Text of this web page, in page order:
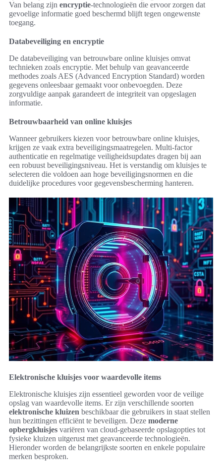
Van belang zijn encryptie-technologieën die ervoor zorgen dat
gevoelige informatie goed beschermd blijft tegen ongewenste
toegang.
Databeveiliging en encryptie
De databeveiliging van betrouwbare online kluisjes omvat
technieken zoals encryptie. Met behulp van geavanceerde
methodes zoals AES (Advanced Encryption Standard) worden
gegevens onleesbaar gemaakt voor onbevoegden. Deze
zorgvuldige aanpak garandeert de integriteit van opgeslagen
informatie.
Betrouwbaarheid van online kluisjes
Wanneer gebruikers kiezen voor betrouwbare online kluisjes,
krijgen ze vaak extra beveiligingsmaatregelen. Multi-factor
authenticatie en regelmatige veiligheidsupdates dragen bij aan
een robuust beveiligingsniveau. Het is verstandig om kluisjes te
selecteren die voldoen aan hoge beveiligingsnormen en die
duidelijke procedures voor gegevensbescherming hanteren.
Elektronische kluisjes voor waardevolle items
Elektronische kluisjes zijn essentieel geworden voor de veilige
opslag van waardevolle items. Er zijn verschillende soorten
elektronische kluizen beschikbaar die gebruikers in staat stellen
hun bezittingen efficiënt te beveiligen. Deze moderne
opbergkluisjes variëren van cloud-gebaseerde opslagopties tot
fysieke kluizen uitgerust met geavanceerde technologieën.
Hieronder worden de belangrijkste soorten en enkele populaire
merken besproken.